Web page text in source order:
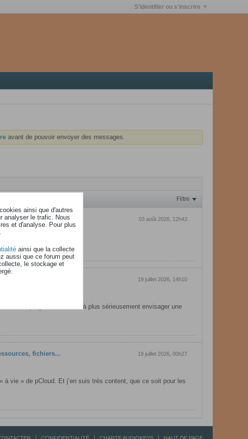
S'identifier ou s'inscrire
avant de pouvoir envoyer des messages.
Filtre
03 août 2026, 12h43
19 juillet 2026, 14h10
que j’ai commencé à plus sérieusement envisager une
fichiers...
19 juillet 2026, 00h27
à vie » de pCloud. Et j’en suis très content, que ce soit pour les
ainsi que d'autres
analyser le trafic. Nous
et d'analyse. Pour plus
ainsi que la collecte
aussi que ce forum peut
le stockage et